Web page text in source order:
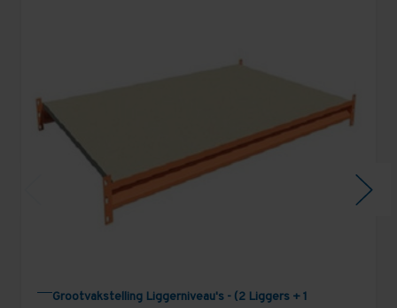
Grootvakstelling Liggerniveau's - (2 Liggers + 1